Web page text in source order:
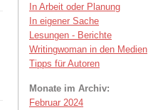
In Arbeit oder Planung
In eigener Sache
Lesungen - Berichte
Writingwoman in den Medien
Tipps für Autoren
Monate im Archiv:
Februar 2024